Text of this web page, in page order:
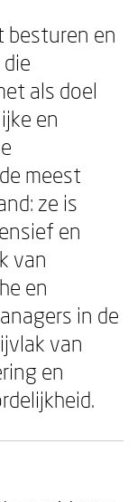
besturen en
als doel
en
meest
ze is
en
van
en
in de
van
en